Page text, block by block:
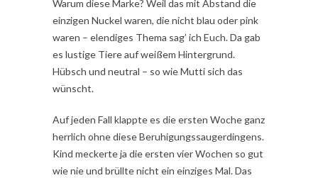
Warum diese Marke? Weil das mit Abstand die
einzigen Nuckel waren, die nicht blau oder pink
waren – elendiges Thema sag’ ich Euch. Da gab
es lustige Tiere auf weißem Hintergrund.
Hübsch und neutral – so wie Mutti sich das
wünscht.
Auf jeden Fall klappte es die ersten Woche ganz
herrlich ohne diese Beruhigungssaugerdingens.
Kind meckerte ja die ersten vier Wochen so gut
wie nie und brüllte nicht ein einziges Mal. Das